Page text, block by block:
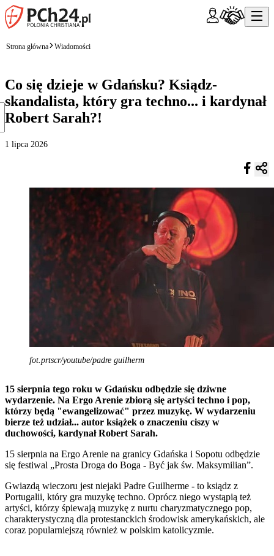
Strona główna Wiadomości
Co się dzieje w Gdańsku? Ksiądz-
skandalista, który gra techno... i kardynał
Robert Sarah?!
1 lipca 2026
fot.prtscr/youtube/padre guilherm
15 sierpnia tego roku w Gdańsku odbędzie się dziwne
wydarzenie. Na Ergo Arenie zbiorą się artyści techno i pop,
którzy będą "ewangelizować" przez muzykę. W wydarzeniu
bierze też udział... autor książek o znaczeniu ciszy w
duchowości, kardynał Robert Sarah.
15 sierpnia na Ergo Arenie na granicy Gdańska i Sopotu odbędzie
się festiwal „Prosta Droga do Boga - Być jak św. Maksymilian”.
Gwiazdą wieczoru jest niejaki Padre Guilherme - to ksiądz z
Portugalii, który gra muzykę techno. Oprócz niego wystąpią też
artyści, którzy śpiewają muzykę z nurtu charyzmatycznego pop,
charakterystyczną dla protestanckich środowisk amerykańskich, ale
coraz popularniejszą również w polskim katolicyzmie.